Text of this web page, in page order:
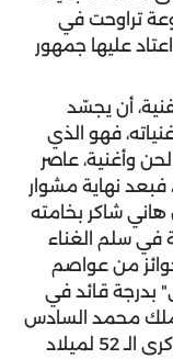
تراوحت في
عليها جمهور
أن يجسّد
فهو الذي
يحمل في رصيده ما يزيد على 600 لحن وأغنية، عاصر
فبعد نهاية مشوار
هاني شاكر بخامته
في سلم الغناء
من عواصم
بدرجة قائد في
الملك محمد السادس
ملك المملكة المغربية بمناسبة الذكرى الـ 52 لميلاد